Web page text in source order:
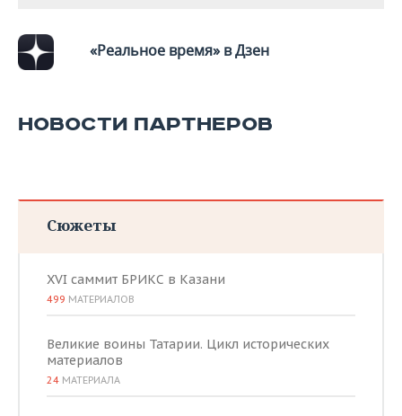
«Реальное время» в Дзен
НОВОСТИ ПАРТНЕРОВ
Сюжеты
XVI саммит БРИКС в Казани
499 МАТЕРИАЛОВ
Великие воины Татарии. Цикл исторических
материалов
24 МАТЕРИАЛА